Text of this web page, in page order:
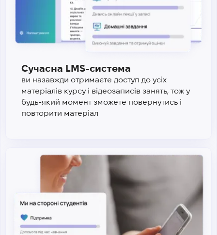
Сучасна LMS-система
ви назавжди отримаєте доступ до усіх
матеріалів курсу і відеозаписів занять, тож у
будь-який момент зможете повернутись і
повторити матеріал